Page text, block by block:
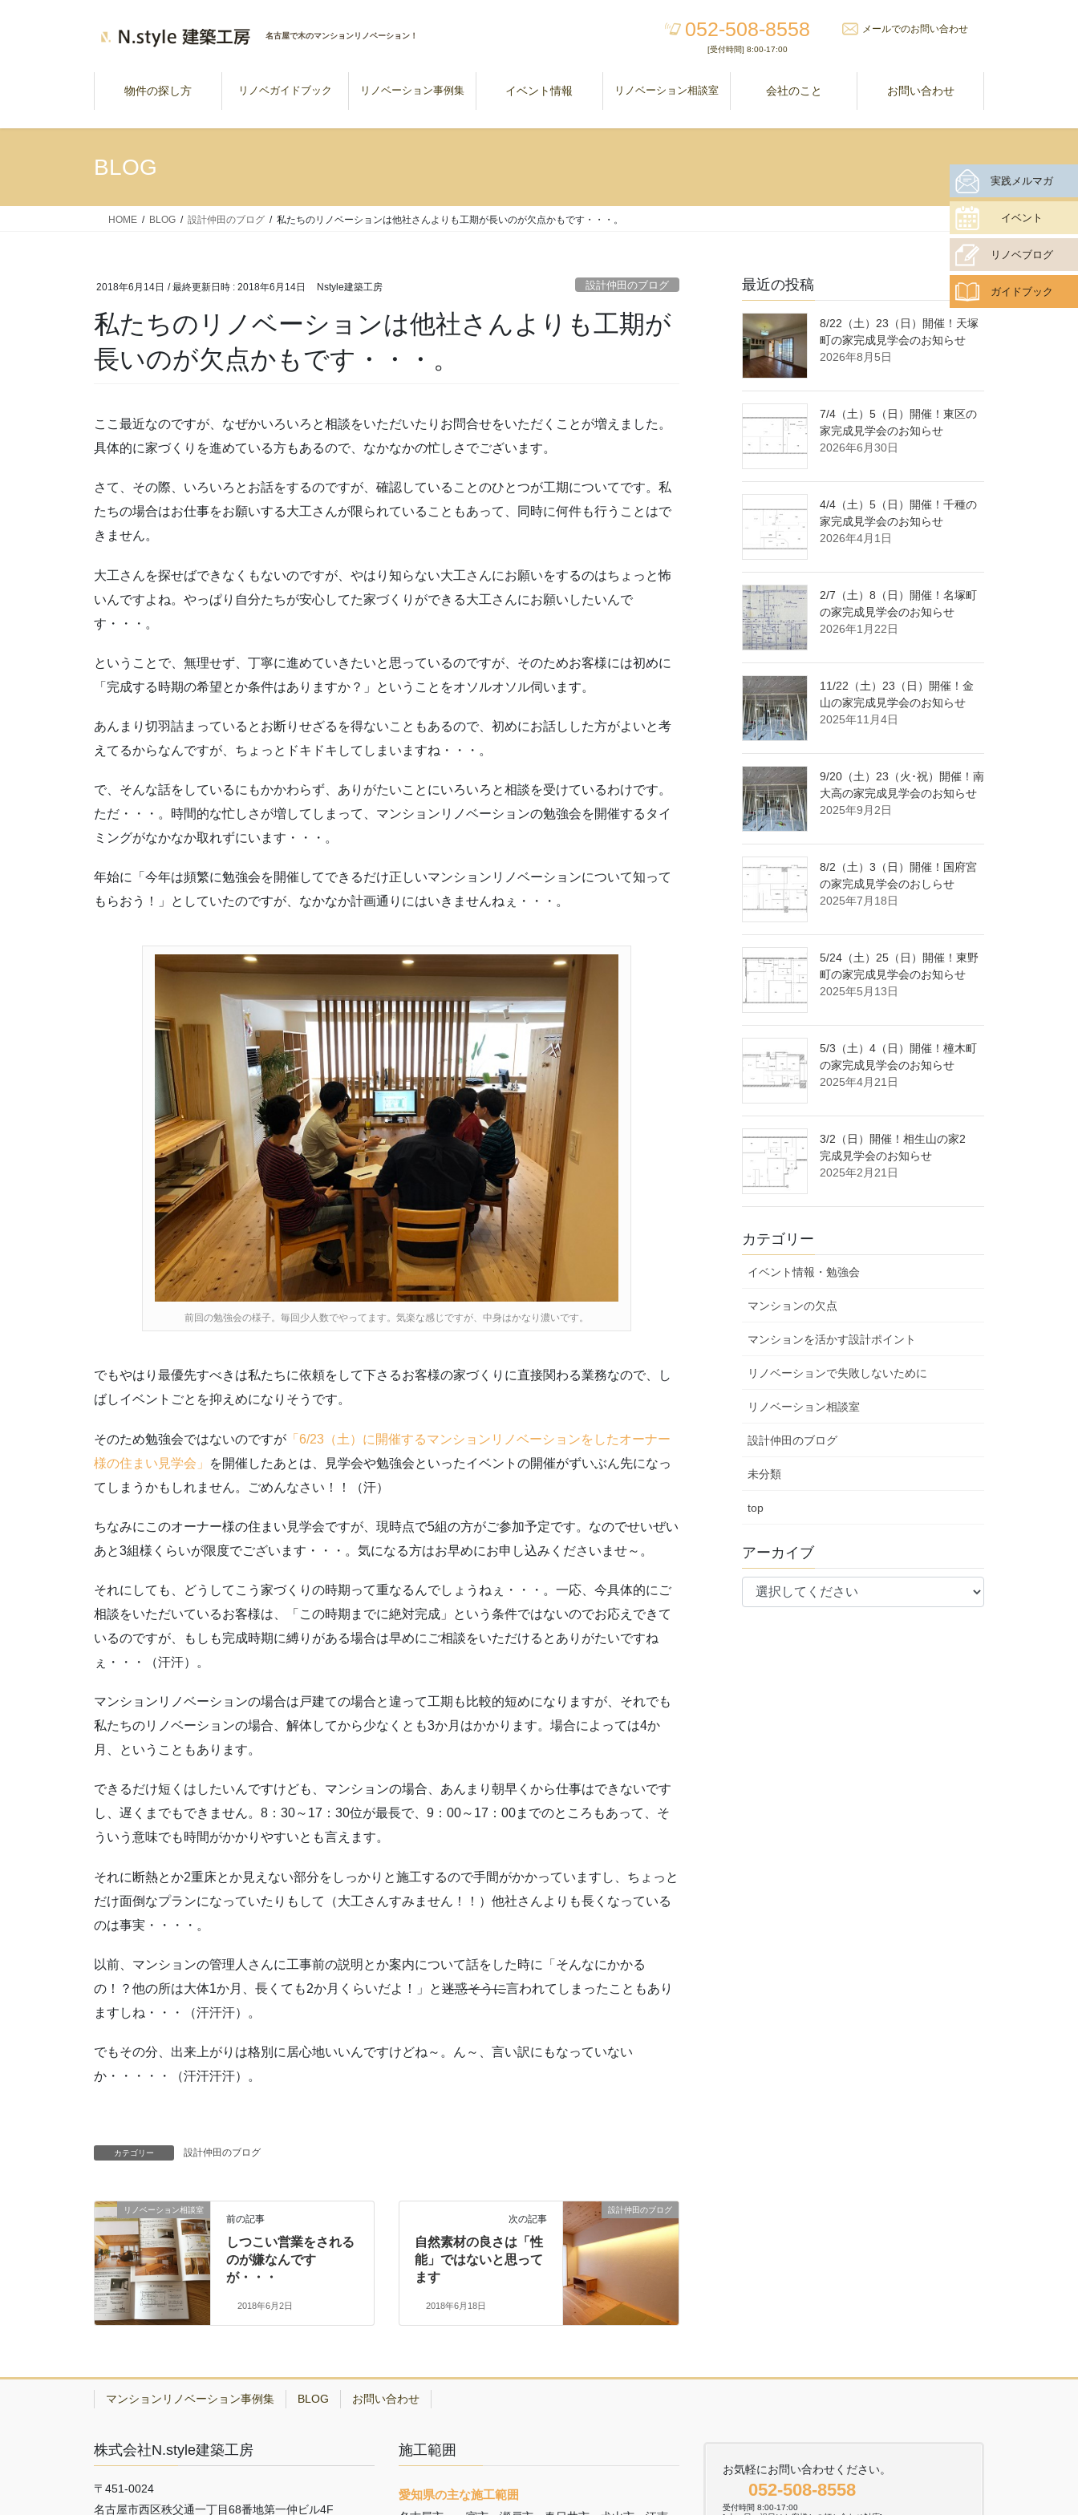
名古屋で木のマンションリノベーション！ 052-508-8558
[受付時間] 8:00-17:00
メールでのお問い合わせ
物件の探し方 リノベガイドブック リノベーション事例集 イベント情報 リノベーション相談室 会社のこと お問い合わせ
BLOG
HOME BLOG 設計仲田のブログ 私たちのリノベーションは他社さんよりも工期が長いのが欠点かもです・・・。
2018年6月14日 / 最終更新日時 : 2018年6月14日 Nstyle建築工房 設計仲田のブログ
私たちのリノベーションは他社さんよりも工期が
長いのが欠点かもです・・・。
ここ最近なのですが、なぜかいろいろと相談をいただいたりお問合せをいただくことが増えました。
具体的に家づくりを進めている方もあるので、なかなかの忙しさでございます。
さて、その際、いろいろとお話をするのですが、確認していることのひとつが工期についてです。私
たちの場合はお仕事をお願いする大工さんが限られていることもあって、同時に何件も行うことはで
きません。
大工さんを探せばできなくもないのですが、やはり知らない大工さんにお願いをするのはちょっと怖
いんですよね。やっぱり自分たちが安心してた家づくりができる大工さんにお願いしたいんで
す・・・。
ということで、無理せず、丁寧に進めていきたいと思っているのですが、そのためお客様には初めに
「完成する時期の希望とか条件はありますか？」ということをオソルオソル伺います。
あんまり切羽詰まっているとお断りせざるを得ないこともあるので、初めにお話しした方がよいと考
えてるからなんですが、ちょっとドキドキしてしまいますね・・・。
で、そんな話をしているにもかかわらず、ありがたいことにいろいろと相談を受けているわけです。
ただ・・・。時間的な忙しさが増してしまって、マンションリノベーションの勉強会を開催するタイ
ミングがなかなか取れずにいます・・・。
年始に「今年は頻繁に勉強会を開催してできるだけ正しいマンションリノベーションについて知って
もらおう！」としていたのですが、なかなか計画通りにはいきませんねぇ・・・。
前回の勉強会の様子。毎回少人数でやってます。気楽な感じですが、中身はかなり濃いです。
でもやはり最優先すべきは私たちに依頼をして下さるお客様の家づくりに直接関わる業務なので、し
ばしイベントごとを抑えめになりそうです。
そのため勉強会ではないのですが 「6/23（土）に開催するマンションリノベーションをしたオーナー
様の住まい見学会」
を開催したあとは、見学会や勉強会といったイベントの開催がずいぶん先になっ
てしまうかもしれません。ごめんなさい！！（汗）
ちなみにこのオーナー様の住まい見学会ですが、現時点で5組の方がご参加予定です。なのでせいぜい
あと3組様くらいが限度でございます・・・。気になる方はお早めにお申し込みくださいませ～。
それにしても、どうしてこう家づくりの時期って重なるんでしょうねぇ・・・。一応、今具体的にご
相談をいただいているお客様は、「この時期までに絶対完成」という条件ではないのでお応えできて
いるのですが、もしも完成時期に縛りがある場合は早めにご相談をいただけるとありがたいですね
ぇ・・・（汗汗）。
マンションリノベーションの場合は戸建ての場合と違って工期も比較的短めになりますが、それでも
私たちのリノベーションの場合、解体してから少なくとも3か月はかかります。場合によっては4か
月、ということもあります。
できるだけ短くはしたいんですけども、マンションの場合、あんまり朝早くから仕事はできないです
し、遅くまでもできません。8：30～17：30位が最長で、9：00～17：00までのところもあって、そ
ういう意味でも時間がかかりやすいとも言えます。
それに断熱とか2重床とか見えない部分をしっかりと施工するので手間がかかっていますし、ちょっと
だけ面倒なプランになっていたりもして（大工さんすみません！！）他社さんよりも長くなっている
のは事実・・・・。
以前、マンションの管理人さんに工事前の説明とか案内について話をした時に「そんなにかかる
の！？他の所は大体1か月、長くても2か月くらいだよ！」と迷惑そうに言われてしまったこともあり
ますしね・・・（汗汗汗）。
でもその分、出来上がりは格別に居心地いいんですけどね～。ん～、言い訳にもなっていない
か・・・・・（汗汗汗汗）。
カテゴリー 設計仲田のブログ
リノベーション相談室
前の記事
しつこい営業をされる
のが嫌なんです
が・・・
2018年6月2日
設計仲田のブログ
次の記事
自然素材の良さは「性
能」ではないと思って
ます
2018年6月18日
最近の投稿
8/22（土）23（日）開催！天塚
町の家完成見学会のお知らせ
2026年8月5日
7/4（土）5（日）開催！東区の
家完成見学会のお知らせ
2026年6月30日
4/4（土）5（日）開催！千種の
家完成見学会のお知らせ
2026年4月1日
2/7（土）8（日）開催！名塚町
の家完成見学会のお知らせ
2026年1月22日
11/22（土）23（日）開催！金
山の家完成見学会のお知らせ
2025年11月4日
9/20（土）23（火･祝）開催！南
大高の家完成見学会のお知らせ
2025年9月2日
8/2（土）3（日）開催！国府宮
の家完成見学会のおしらせ
2025年7月18日
5/24（土）25（日）開催！東野
町の家完成見学会のお知らせ
2025年5月13日
5/3（土）4（日）開催！橦木町
の家完成見学会のお知らせ
2025年4月21日
3/2（日）開催！相生山の家2
完成見学会のお知らせ
2025年2月21日
カテゴリー
イベント情報・勉強会
マンションの欠点
マンションを活かす設計ポイント
リノベーションで失敗しないために
リノベーション相談室
設計仲田のブログ
未分類
top
アーカイブ
マンションリノベーション事例集 BLOG お問い合わせ
株式会社N.style建築工房
〒451-0024
名古屋市西区秩父通一丁目68番地第一仲ビル4F
施工範囲
愛知県の主な施工範囲
お気軽にお問い合わせください。
052-508-8558
受付時間 8:00-17:00
実践メルマガ
イベント
リノベブログ
ガイドブック